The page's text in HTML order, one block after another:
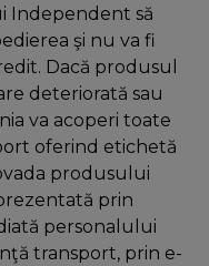
Independent să
şi nu va fi
Dacă produsul
deteriorată sau
va acoperi toate
oferind etichetă
produsului
prin
personalului
transport, prin e-